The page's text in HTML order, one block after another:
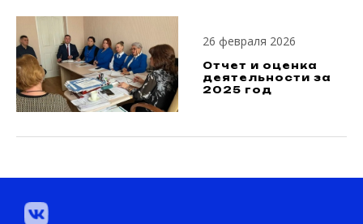
26 февраля 2026
Отчет и оценка
деятельности за
2025 год